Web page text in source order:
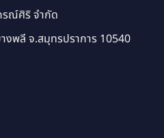
รณ์ศิริ จำกัด
พลี จ.สมุทรปราการ 10540